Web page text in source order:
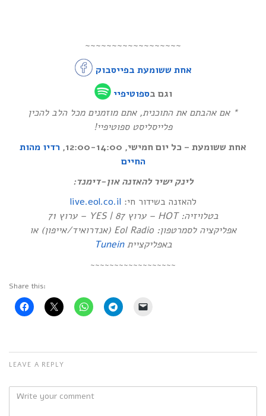
~~~~~~~~~~~~~~~~~~
אחת ששומעת בפייסבוק
וגם בספוטיפיי
* אם אהבתם את התוכנית, אתם מוזמנים מכל הלב להכין
פלייסליסט ספוטיפיי!
אחת ששומעת – כל יום חמישי, 12:00-14:00,
רדיו מהות
החיים
לינק ישיר להאזנה און-דימנד:
להאזנה בשידור חי:live.eol.co.il
בטלויזיה: HOT – ערוץ 87 | YES – ערוץ 71
אפליקציה לסמרטפון: Eol Radio (אנדרואיד/אייפון) או
באפליקצייתTunein
~~~~~~~~~~~~~~~~~~
Share this:
LEAVE A REPLY